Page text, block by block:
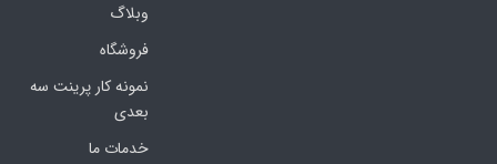
وبلاگ
فروشگاه
نمونه کار پرینت سه
بعدی
خدمات ما